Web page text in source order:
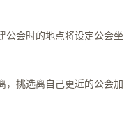
公会时的地点将设定公会坐
，挑选离自己更近的公会加